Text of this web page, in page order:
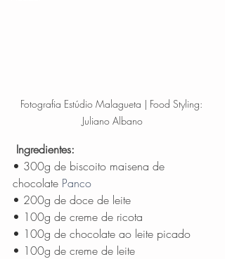
Fotografia Estúdio Malagueta | Food Styling:
Juliano Albano
Ingredientes:
• 300g de biscoito maisena de
chocolate Panco
• 200g de doce de leite
• 100g de creme de ricota
• 100g de chocolate ao leite picado
• 100g de creme de leite